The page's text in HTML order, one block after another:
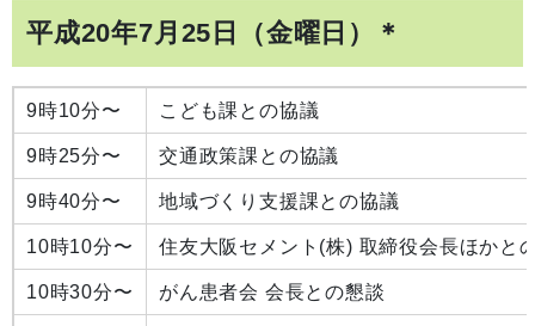
平成20年7月25日（金曜日）＊
9時10分〜 こども課との協議
9時25分〜 交通政策課との協議
9時40分〜 地域づくり支援課との協議
10時10分〜 住友大阪セメント(株) 取締役会長ほかと
10時30分〜 がん患者会 会長との懇談